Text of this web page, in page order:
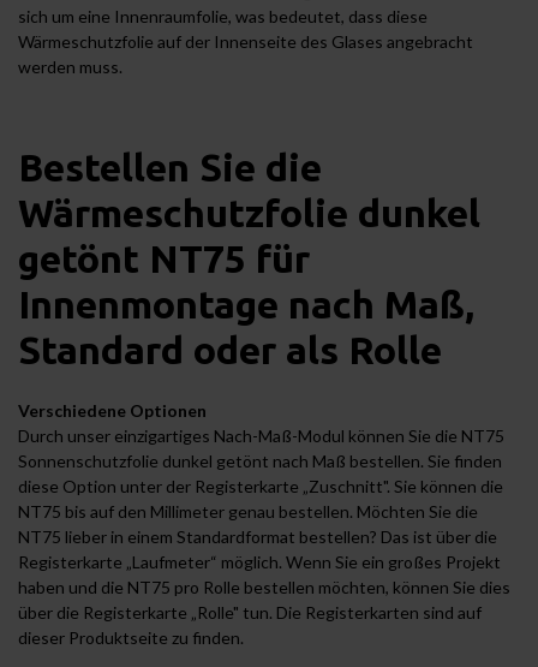
sich um eine Innenraumfolie, was bedeutet, dass diese
Wärmeschutzfolie auf der Innenseite des Glases angebracht
werden muss.
Bestellen Sie die
Wärmeschutzfolie dunkel
getönt NT75 für
Innenmontage nach Maß,
Standard oder als Rolle
Verschiedene Optionen
Durch unser einzigartiges Nach-Maß-Modul können Sie die NT75
Sonnenschutzfolie dunkel getönt nach Maß bestellen. Sie finden
diese Option unter der Registerkarte „Zuschnitt". Sie können die
NT75 bis auf den Millimeter genau bestellen. Möchten Sie die
NT75 lieber in einem Standardformat bestellen? Das ist über die
Registerkarte „Laufmeter“ möglich. Wenn Sie ein großes Projekt
haben und die NT75 pro Rolle bestellen möchten, können Sie dies
über die Registerkarte „Rolle" tun. Die Registerkarten sind auf
dieser Produktseite zu finden.